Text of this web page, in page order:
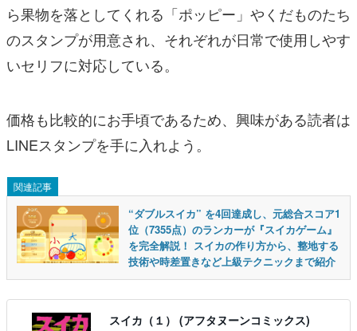
ら果物を落としてくれる「ポッピー」やくだものたち
のスタンプが用意され、それぞれが日常で使用しやす
いセリフに対応している。
価格も比較的にお手頃であるため、興味がある読者は
LINEスタンプを手に入れよう。
関連記事
“ダブルスイカ” を4回達成し、元総合スコア1
位（7355点）のランカーが『スイカゲーム』
を完全解説！ スイカの作り方から、整地する
技術や時差置きなど上級テクニックまで紹介
スイカ（１） (アフタヌーンコミックス)